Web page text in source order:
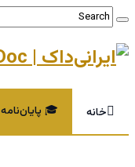
خانه 🎓 پایان‌نامه